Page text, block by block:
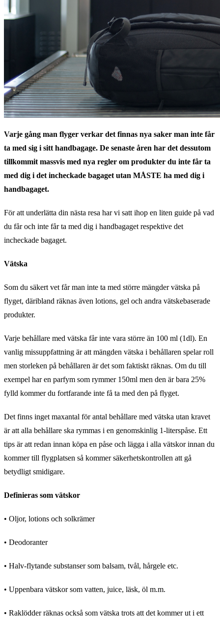
Varje gång man flyger verkar det finnas nya saker man inte får
ta med sig i sitt handbagage. De senaste åren har det dessutom
tillkommit massvis med nya regler om produkter du inte får ta
med dig i det incheckade bagaget utan MÅSTE ha med dig i
handbagaget.
För att underlätta din nästa resa har vi satt ihop en liten guide på vad
du får och inte får ta med dig i handbagaget respektive det
incheckade bagaget.
Vätska
Som du säkert vet får man inte ta med större mängder vätska på
flyget, däribland räknas även lotions, gel och andra vätskebaserade
produkter.
Varje behållare med vätska får inte vara större än 100 ml (1dl). En
vanlig missuppfattning är att mängden vätska i behållaren spelar roll
men storleken på behållaren är det som faktiskt räknas. Om du till
exempel har en parfym som rymmer 150ml men den är bara 25%
fylld kommer du fortfarande inte få ta med den på flyget.
Det finns inget maxantal för antal behållare med vätska utan kravet
är att alla behållare ska rymmas i en genomskinlig 1-literspåse. Ett
tips är att redan innan köpa en påse och lägga i alla vätskor innan du
kommer till flygplatsen så kommer säkerhetskontrollen att gå
betydligt smidigare.
Definieras som vätskor
• Oljor, lotions och solkrämer
• Deodoranter
• Halv-flytande substanser som balsam, tvål, hårgele etc.
• Uppenbara vätskor som vatten, juice, läsk, öl m.m.
• Raklödder räknas också som vätska trots att det kommer ut i ett